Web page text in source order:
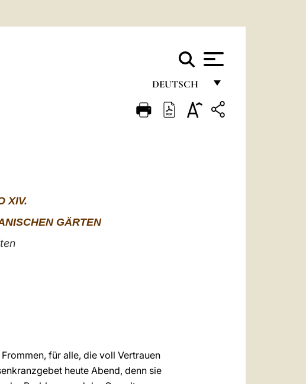
DEUTSCH
FRANÇAIS
XIV.
GÄRTEN
für alle, die voll Vertrauen
heute Abend, denn sie